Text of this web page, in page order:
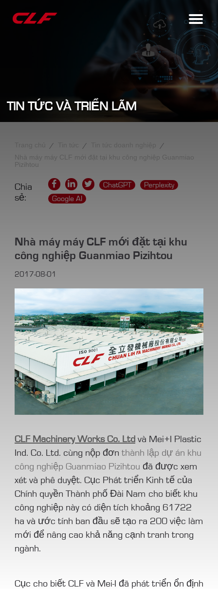
TIN TỨC VÀ TRIỂN LÃM
Nhà máy máy CLF mới đặt tại khu công nghiệp Guanmiao
Pizihtou
Chia
sẻ:
ChatGPT
Perplexity
Google AI
Nhà máy máy CLF mới đặt tại khu
công nghiệp Guanmiao Pizihtou
2017-08-01
CLF Machinery Works Co. Ltd và Mei+I Plastic
Ind. Co. Ltd. cùng nộp đơn thành lập dự án khu
công nghiệp Guanmiao Pizihtou đã được xem
xét và phê duyệt. Cục Phát triển Kinh tế của
Chính quyền Thành phố Đài Nam cho biết khu
công nghiệp này có diện tích khoảng 61722
ha và ước tính ban đầu sẽ tạo ra 200 việc làm
mới để nâng cao khả năng cạnh tranh trong
ngành.
Cục cho biết CLF và Mei-I đã phát triển ổn định